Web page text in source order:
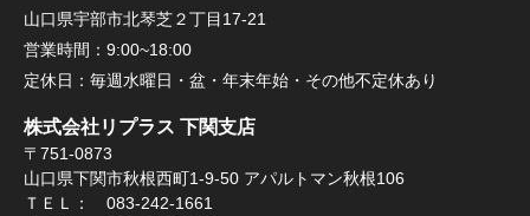
山口県宇部市北琴芝２丁目17-21
営業時間： 9:00~18:00
定休日： 毎週水曜日・盆・年末年始・その他不定休あり
株式会社リプラス 下関支店
〒751-0873
山口県下関市秋根西町1-9-50 アパルトマン秋根106
ＴＥＬ： 083-242-1661